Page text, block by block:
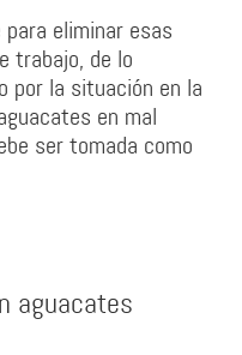
eliminar esas
trabajo, de lo
por la situación en la
en mal
ser tomada como
aguacates